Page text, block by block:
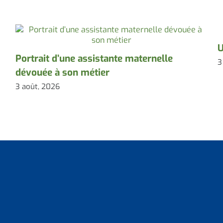
Portrait d’une assistante maternelle
dévouée à son métier
3 août, 2026